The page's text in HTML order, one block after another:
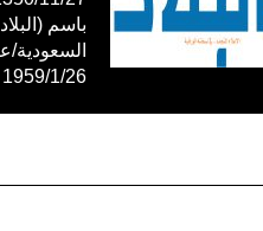
1959/1/26 م